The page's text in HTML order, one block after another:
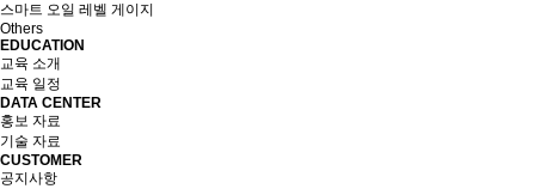
스마트 오일 레벨 게이지
Others
EDUCATION
교육 소개
교육 일정
DATA CENTER
홍보 자료
기술 자료
CUSTOMER
공지사항